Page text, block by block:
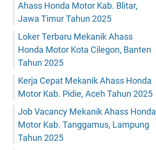
Ahass Honda Motor Kab. Blitar,
Jawa Timur Tahun 2025
Loker Terbaru Mekanik Ahass
Honda Motor Kota Cilegon, Banten
Tahun 2025
Kerja Cepat Mekanik Ahass Honda
Motor Kab. Pidie, Aceh Tahun 2025
Job Vacancy Mekanik Ahass Honda
Motor Kab. Tanggamus, Lampung
Tahun 2025